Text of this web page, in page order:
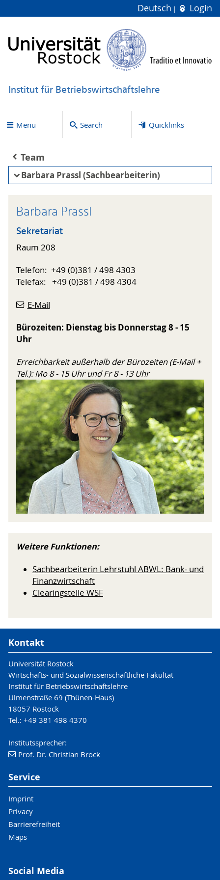
Deutsch Login
Institut für Betriebswirtschaftslehre
Menu Search Quicklinks
Team
Barbara Prassl (Sachbearbeiterin)
Barbara Prassl
Sekretariat
Raum 208
Telefon: +49 (0)381 / 498 4303
Telefax: +49 (0)381 / 498 4304
E-Mail
Bürozeiten: Dienstag bis Donnerstag 8 - 15
Uhr
Erreichbarkeit außerhalb der Bürozeiten (E-Mail +
Tel.): Mo 8 - 15 Uhr und Fr 8 - 13 Uhr
Weitere Funktionen:
Sachbearbeiterin Lehrstuhl ABWL: Bank- und
Finanzwirtschaft
Clearingstelle WSF
Kontakt
Universität Rostock
Wirtschafts- und Sozialwissenschaftliche Fakultät
Institut für Betriebswirtschaftslehre
Ulmenstraße 69 (Thünen-Haus)
18057 Rostock
Tel.: +49 381 498 4370
Institutssprecher:
Prof. Dr. Christian Brock
Service
Imprint
Privacy
Barrierefreiheit
Maps
Social Media